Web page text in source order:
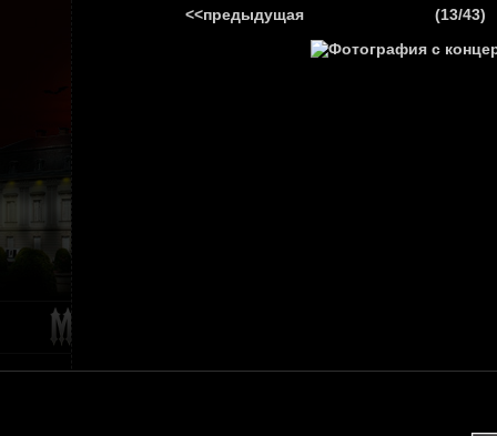
<<предыдущая (13/43)